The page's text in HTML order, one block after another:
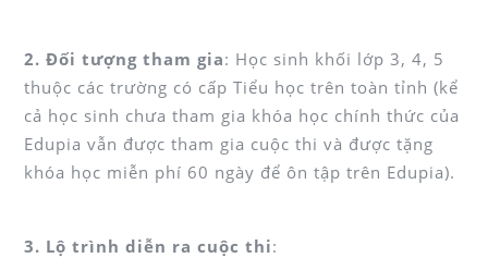
2. Đối tượng tham gia: Học sinh khối lớp 3, 4, 5
thuộc các trường có cấp Tiểu học trên toàn tỉnh (kể
cả học sinh chưa tham gia khóa học chính thức của
Edupia vẫn được tham gia cuộc thi và được tặng
khóa học miễn phí 60 ngày để ôn tập trên Edupia).
3. Lộ trình diễn ra cuộc thi: